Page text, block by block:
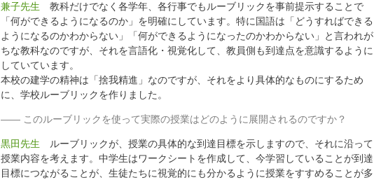
兼子先生 教科だけでなく各学年、各行事でもルーブリックを事前提示することで
「何ができるようになるのか」を明確にしています。特に国語は「どうすればできる
ようになるのかわからない」「何ができるようになったのかわからない」と言われが
ちな教科なのですが、それを言語化・視覚化して、教員側も到達点を意識するように
していています。
本校の建学の精神は「捨我精進」なのですが、それをより具体的なものにするため
に、学校ルーブリックを作りました。
このルーブリックを使って実際の授業はどのように展開されるのですか？
黒田先生 ルーブリックが、授業の具体的な到達目標を示しますので、それに沿って
授業内容を考えます。中学生はワークシートを作成して、今学習していることが到達
目標につながることが、生徒たちに視覚的にも分かるように授業をすすめることが多